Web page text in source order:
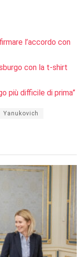
l’accordo con
con la t-shirt
più difficile di prima”
Yanukovich